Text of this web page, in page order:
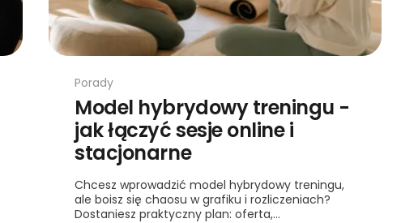
Porady
Model hybrydowy treningu -
jak łączyć sesje online i
stacjonarne
Chcesz wprowadzić model hybrydowy treningu,
ale boisz się chaosu w grafiku i rozliczeniach?
Dostaniesz praktyczny plan: oferta,